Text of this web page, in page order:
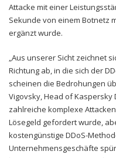
Attacke mit einer
Sekunde von einem Botnetz
ergänzt wurde.
„Aus unserer Sicht zeichnet
Richtung ab, in die sich der
scheinen die Bedrohungen
Vigovsky, Head of Kaspersky
zahlreiche komplexe
Lösegeld gefordert wurde,
kostengünstige DDoS-
Unternehmensgeschäfte